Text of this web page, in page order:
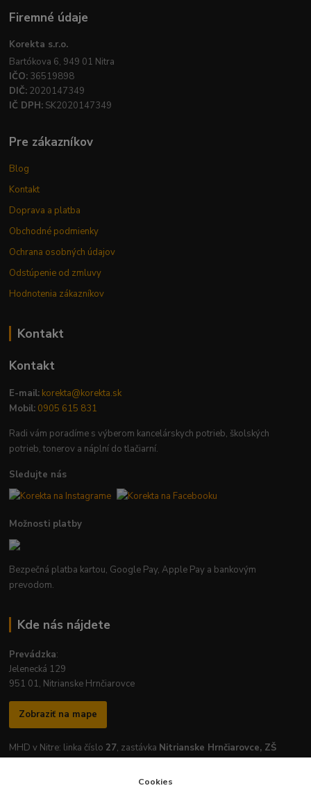
Firemné údaje
Korekta s.r.o.
Bartókova 6, 949 01 Nitra
IČO: 36519898
DIČ: 2020147349
IČ DPH: SK2020147349
Pre zákazníkov
Blog
Kontakt
Doprava a platba
Obchodné podmienky
Ochrana osobných údajov
Odstúpenie od zmluvy
Hodnotenia zákazníkov
Kontakt
Kontakt
E-mail: korekta@korekta.sk
Mobil: 0905 615 831
Radi vám poradíme s výberom kancelárskych potrieb, školských
potrieb, tonerov a náplní do tlačiarní.
Sledujte nás
Možnosti platby
Bezpečná platba kartou, Google Pay, Apple Pay a bankovým
prevodom.
Kde nás nájdete
Prevádzka:
Jelenecká 129
951 01, Nitrianske Hrnčiarovce
Zobraziť na mape
MHD v Nitre: linka číslo 27, zastávka Nitrianske Hrnčiarovce, ZŠ
Cookies